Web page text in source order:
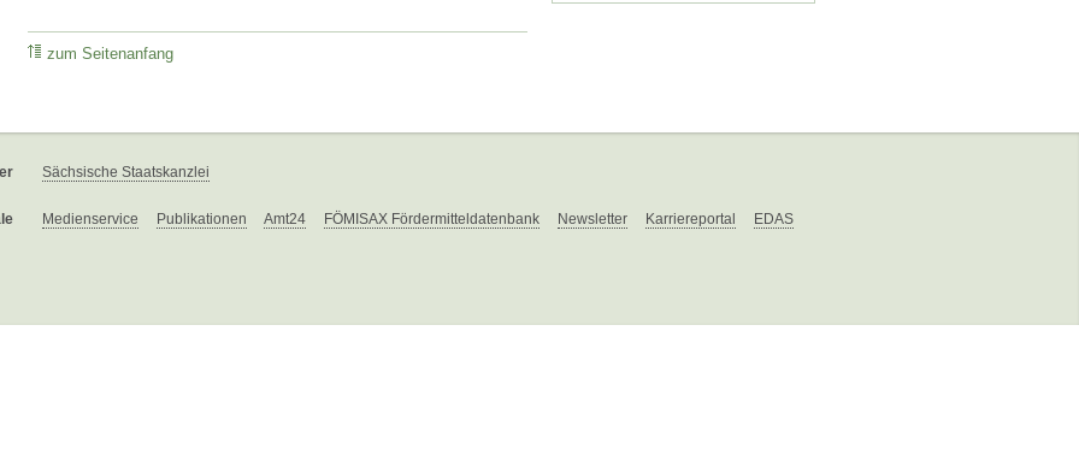
zum Seitenanfang
Sächsische Staatskanzlei
Medienservice Publikationen Amt24 FÖMISAX Fördermitteldatenbank Newsletter Karriereportal EDAS